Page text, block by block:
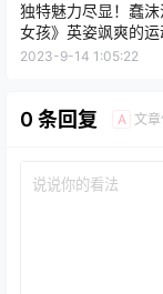
独特魅力尽显！蠢
女孩》英姿飒爽的
2023-9-14 1:05:22
0 条回复 A 文